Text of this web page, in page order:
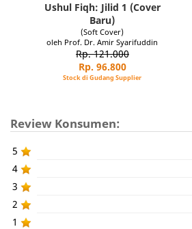
Ushul Fiqh: Jilid 1 (Cover
Baru)
(Soft Cover)
oleh Prof. Dr. Amir Syarifuddin
Rp. 121.000
Rp. 96.800
Stock di Gudang Supplier
Review Konsumen:
5
4
3
2
1